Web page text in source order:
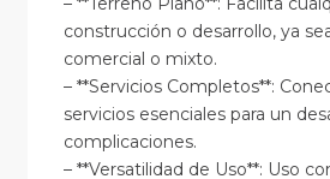
construcción o desarrollo, ya
comercial o mixto.
– **Servicios Completos**:
servicios esenciales para un
complicaciones.
– **Versatilidad de Uso**: Uso